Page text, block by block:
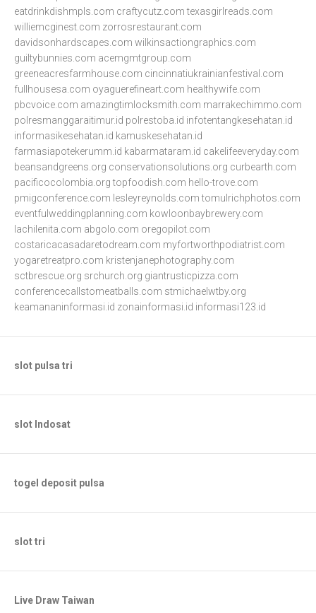
eatdrinkdishmpls.com craftycutz.com texasgirlreads.com
williemcginest.com zorrosrestaurant.com
davidsonhardscapes.com wilkinsactiongraphics.com
guiltybunnies.com acemgmtgroup.com
greeneacresfarmhouse.com cincinnatiukrainianfestival.com
fullhousesa.com oyaguerefineart.com healthywife.com
pbcvoice.com amazingtimlocksmith.com marrakechimmo.com
polresmanggaraitimur.id polrestoba.id infotentangkesehatan.id
informasikesehatan.id kamuskesehatan.id
farmasiapotekerumm.id kabarmataram.id cakelifeeveryday.com
beansandgreens.org conservationsolutions.org curbearth.com
pacificocolombia.org topfoodish.com hello-trove.com
pmigconference.com lesleyreynolds.com tomulrichphotos.com
eventfulweddingplanning.com kowloonbaybrewery.com
lachilenita.com abgolo.com oregopilot.com
costaricacasadaretodream.com myfortworthpodiatrist.com
yogaretreatpro.com kristenjanephotography.com
sctbrescue.org srchurch.org giantrusticpizza.com
conferencecallstomeatballs.com stmichaelwtby.org
keamananinformasi.id zonainformasi.id informasi123.id
slot pulsa tri
slot Indosat
togel deposit pulsa
slot tri
Live Draw Taiwan